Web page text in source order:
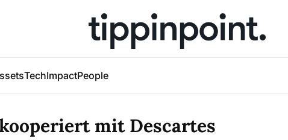
TechImpactPeople
mit Descartes